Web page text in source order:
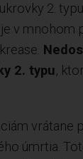
2.
je v mnohom
2. typu,
vrátane
úmrtia.